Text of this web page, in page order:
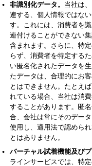
非識別化データ。 当社は
連する、個人情報ではな
す。これには、消費者を
連付けることができない
含まれます。さらに、特
らず、消費者を特定する
い匿名化されたデータを
たデータは、合理的にお
とはできません。たとえ
れている場合、当社は消
することがあります。匿
合、会社は常にそのデー
使用し、適用法で認めら
とはありません。
バーチャル試着機能及び
ラインサービスでは、特